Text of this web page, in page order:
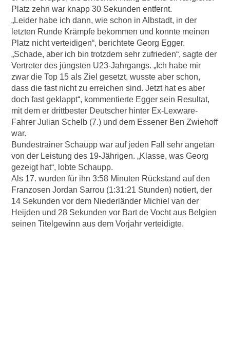
Platz zehn war knapp 30 Sekunden entfernt.
„Leider habe ich dann, wie schon in Albstadt, in der
letzten Runde Krämpfe bekommen und konnte meinen
Platz nicht verteidigen“, berichtete Georg Egger.
„Schade, aber ich bin trotzdem sehr zufrieden“, sagte der
Vertreter des jüngsten U23-Jahrgangs. „Ich habe mir
zwar die Top 15 als Ziel gesetzt, wusste aber schon,
dass die fast nicht zu erreichen sind. Jetzt hat es aber
doch fast geklappt“, kommentierte Egger sein Resultat,
mit dem er drittbester Deutscher hinter Ex-Lexware-
Fahrer Julian Schelb (7.) und dem Essener Ben Zwiehoff
war.
Bundestrainer Schaupp war auf jeden Fall sehr angetan
von der Leistung des 19-Jährigen. „Klasse, was Georg
gezeigt hat“, lobte Schaupp.
Als 17. wurden für ihn 3:58 Minuten Rückstand auf den
Franzosen Jordan Sarrou (1:31:21 Stunden) notiert, der
14 Sekunden vor dem Niederländer Michiel van der
Heijden und 28 Sekunden vor Bart de Vocht aus Belgien
seinen Titelgewinn aus dem Vorjahr verteidigte.